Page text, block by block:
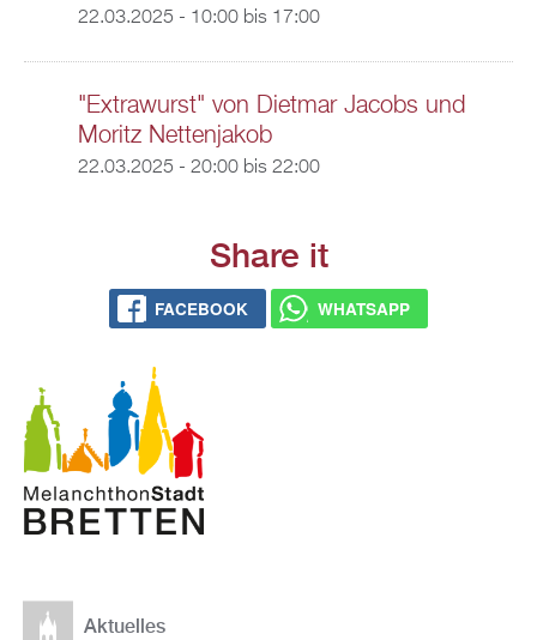
22.03.2025 - 10:00bis 17:00
"Extrawurst" von Dietmar Jacobs und
Moritz Nettenjakob
22.03.2025 - 20:00bis 22:00
Share it
FACEBOOK WHATSAPP
Aktuelles